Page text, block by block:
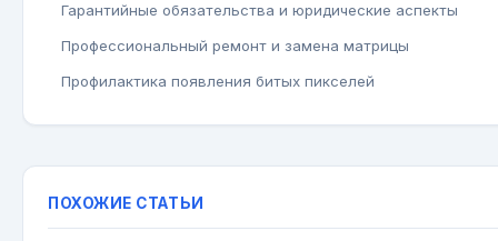
Гарантийные обязательства и юридические аспекты
Профессиональный ремонт и замена матрицы
Профилактика появления битых пикселей
ПОХОЖИЕ СТАТЬИ